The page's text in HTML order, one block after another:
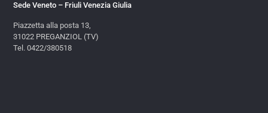
Sede Veneto – Friuli Venezia Giulia
Piazzetta alla posta 13,
31022 PREGANZIOL (TV)
Tel. 0422/380518